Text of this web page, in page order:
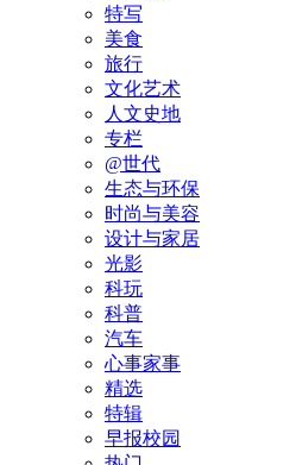
特写
美食
旅行
文化艺术
人文史地
专栏
@世代
生态与环保
时尚与美容
设计与家居
光影
科玩
科普
汽车
心事家事
精选
特辑
早报校园